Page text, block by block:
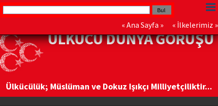
« Ana Sayfa » « İlkelerimiz »
ÜLKÜCÜ DÜNYA GÖRÜŞÜ
Ülkücülük; Müslüman ve Dokuz Işıkçı Milliyetçiliktir...